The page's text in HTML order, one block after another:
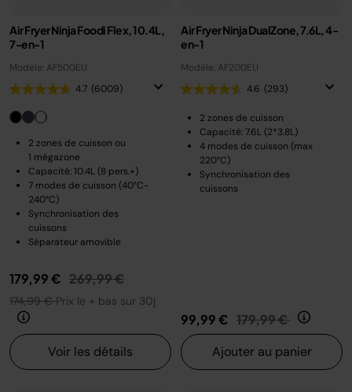
Air Fryer Ninja Foodi Flex, 10.4L,
7-en-1
Modèle: AF500EU
4.7 (6009)
2 zones de cuisson ou
1 mégazone
Capacité: 10.4L (8 pers.+)
7 modes de cuisson (40°C-
240°C)
Synchronisation des
cuissons
Séparateur amovible
179,99 € Prix réduit de
269,99 €au
174,99 €Prix le + bas sur 30j
Voir les détails
Air Fryer Ninja DualZone, 7.6L, 4-
en-1
Modèle: AF200EU
4.6 (293)
2 zones de cuisson
Capacité: 7.6L (2*3.8L)
4 modes de cuisson (max
220°C)
Synchronisation des
cuissons
99,99 € Prix réduit de
179,99 € au
Ajouter au panier